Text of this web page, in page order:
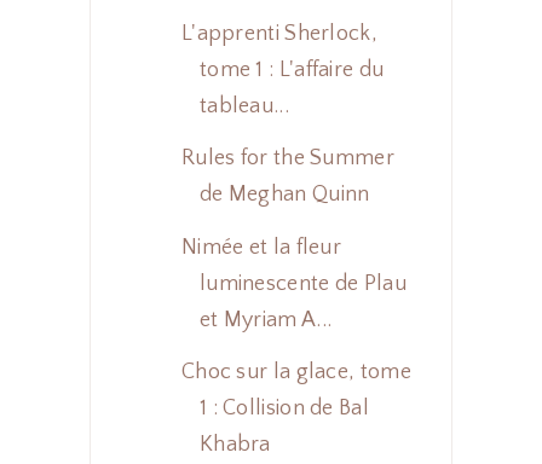
L'apprenti Sherlock,
tome 1 : L'affaire du
tableau...
Rules for the Summer
de Meghan Quinn
Nimée et la fleur
luminescente de Plau
et Myriam A...
Choc sur la glace, tome
1 : Collision de Bal
Khabra